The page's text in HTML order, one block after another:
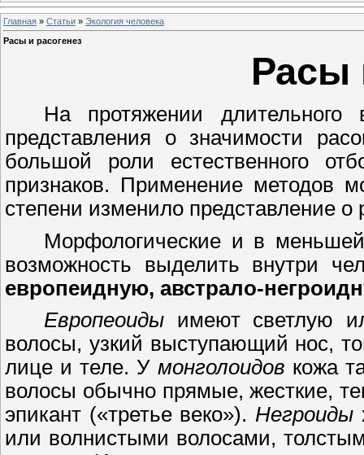
Главная » Статьи » Экология человека
Расы и расогенез
Расы
На протяжении длительного
представления о значимости
большой роли естественного
признаков. Применение методов
степени изменило представление о
Морфологические и в
возможность выделить внутри
европеидную, австрало-
Европеоиды имеют светлую
волосы, узкий выступающий нос,
лице и теле. У монголоидов кожа
волосы обычно прямые, жесткие,
эпикант («третье веко»). Негроиды
или волнистыми волосами,